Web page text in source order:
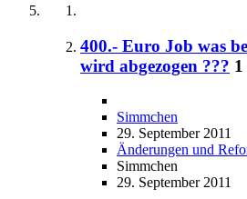
400.- Euro Job was
wird abgezogen ??? 1
Simmchen
29. September 2011
Änderungen und
Simmchen
29. September 2011